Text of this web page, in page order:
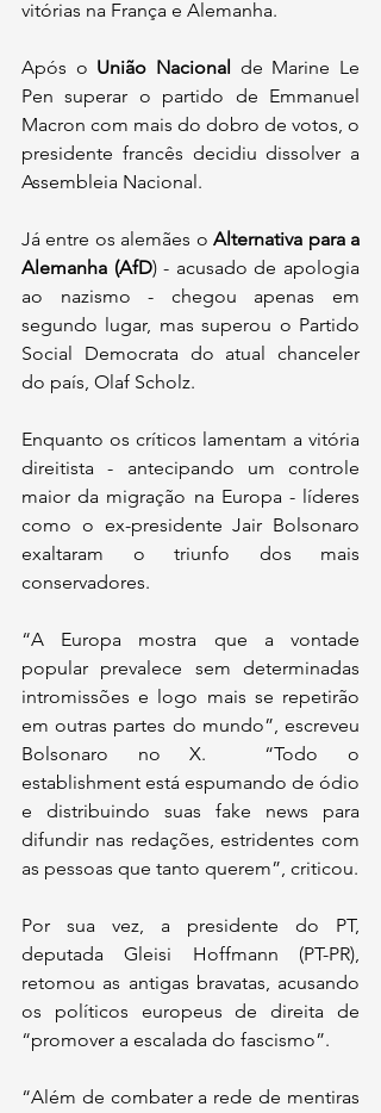
vitórias na França e Alemanha.
Após o União Nacional de Marine Le
Pen superar o partido de Emmanuel
Macron com mais do dobro de votos, o
presidente francês decidiu dissolver a
Assembleia Nacional.
Já entre os alemães o Alternativa para a
Alemanha (AfD) - acusado de apologia
ao nazismo - chegou apenas em
segundo lugar, mas superou o Partido
Social Democrata do atual chanceler
do país, Olaf Scholz.
Enquanto os críticos lamentam a vitória
direitista - antecipando um controle
maior da migração na Europa - líderes
como o ex-presidente Jair Bolsonaro
exaltaram o triunfo dos mais
conservadores.
“A Europa mostra que a vontade
popular prevalece sem determinadas
intromissões e logo mais se repetirão
em outras partes do mundo”, escreveu
Bolsonaro no X.  “Todo o
establishment está espumando de ódio
e distribuindo suas fake news para
difundir nas redações, estridentes com
as pessoas que tanto querem”, criticou.
Por sua vez, a presidente do PT,
deputada Gleisi Hoffmann (PT-PR),
retomou as antigas bravatas, acusando
os políticos europeus de direita de
“promover a escalada do fascismo”.
“Além de combater a rede de mentiras